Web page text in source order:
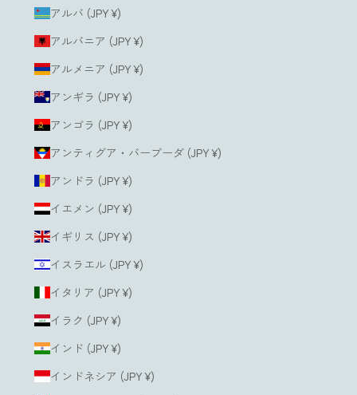
アルバ (JPY ¥)
アルバニア (JPY ¥)
アルメニア (JPY ¥)
アンギラ (JPY ¥)
アンゴラ (JPY ¥)
アンティグア・バーブーダ (JPY ¥)
アンドラ (JPY ¥)
イエメン (JPY ¥)
イギリス (JPY ¥)
イスラエル (JPY ¥)
イタリア (JPY ¥)
イラク (JPY ¥)
インド (JPY ¥)
インドネシア (JPY ¥)